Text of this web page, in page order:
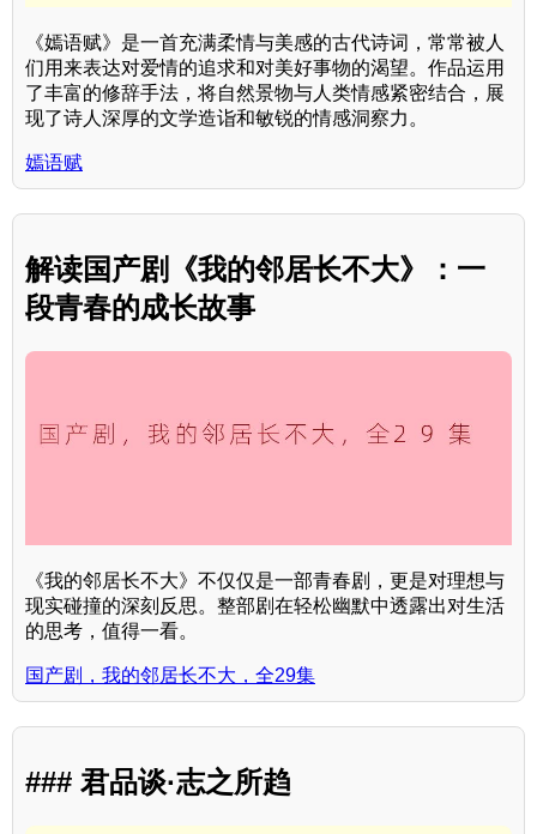
《嫣语赋》是一首充满柔情与美感的古代诗词，常常被人
们用来表达对爱情的追求和对美好事物的渴望。作品运用
了丰富的修辞手法，将自然景物与人类情感紧密结合，展
现了诗人深厚的文学造诣和敏锐的情感洞察力。
嫣语赋
解读国产剧《我的邻居长不大》：一
段青春的成长故事
《我的邻居长不大》不仅仅是一部青春剧，更是对理想与
现实碰撞的深刻反思。整部剧在轻松幽默中透露出对生活
的思考，值得一看。
国产剧，我的邻居长不大，全29集
### 君品谈·志之所趋